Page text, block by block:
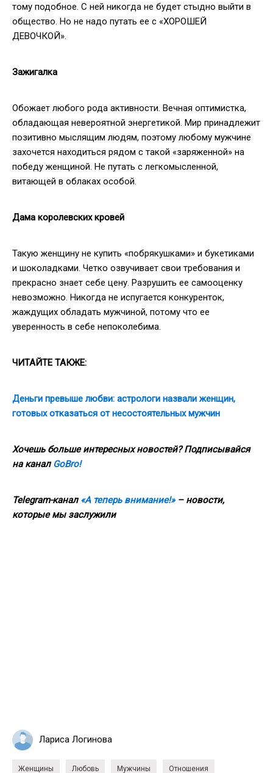
тому подобное. С ней никогда не будет стыдно выйти в
общество. Но не надо путать ее с «ХОРОШЕЙ
ДЕВОЧКОЙ».
Зажигалка
Обожает любого рода активности. Вечная оптимистка,
обладающая невероятной энергетикой. Мир принадлежит
позитивно мыслящим людям, поэтому любому мужчине
захочется находиться рядом с такой «заряженной» на
победу женщиной. Не путать с легкомысленной,
витающей в облаках особой.
Дама королевских кровей
Такую женщину не купить «побрякушками» и букетиками
и шоколадками. Четко озвучивает свои требования и
прекрасно знает себе цену. Разрушить ее самооценку
невозможно. Никогда не испугается конкуренток,
жаждущих обладать мужчиной, потому что ее
уверенность в себе непоколебима.
ЧИТАЙТЕ ТАКЖЕ:
Деньги превыше любви: астрологи назвали женщин,
готовых отказаться от несостоятельных мужчин
Хочешь больше интересных новостей? Подписывайся
на канал GoBro!
Telegram-канал «А теперь внимание!»– новости,
которые мы заслужили
Лариса Логинова
Женщины Любовь Мужчины Отношения